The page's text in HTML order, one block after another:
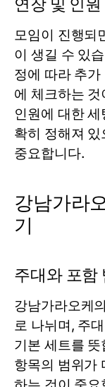
연장 및 인
모임이 진행되
이 생길 수 있
정에 따라 추
에 체크하는
인원에 대한
확히 정해져
중요합니다.
강남가라
기
주대와 포함
강남가라오케
로 나뉘며, 주
기본 세트를
항목의 범위가